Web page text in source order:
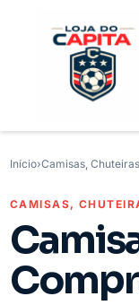
Início›Camisas,
CAMISAS,